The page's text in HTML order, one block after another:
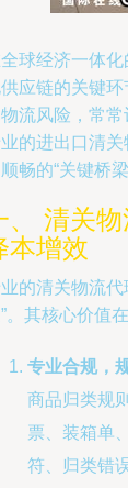
球经济一体
应链的关键
流风险，常
的进出口清
畅的“关键桥梁
、 清关物
本增效
的清关物流
。其核心价值在
专业合规，
商品归类规
票、装箱单
符、归类错